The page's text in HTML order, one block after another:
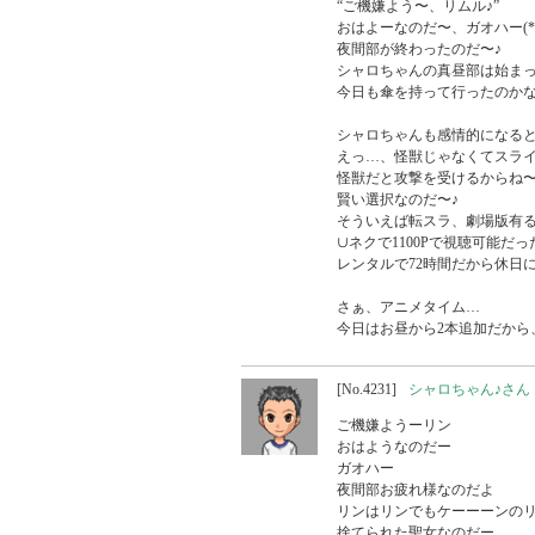
“ご機嫌よう〜、リムル♪”
おはよーなのだ〜、ガオハー
夜間部が終わったのだ〜♪
シャロちゃんの真昼部は始ま
今日も傘を持って行ったのか
シャロちゃんも感情的になる
えっ…、怪獣じゃなくてスラ
怪獣だと攻撃を受けるからね
賢い選択なのだ〜♪
そういえば転スラ、劇場版有
∪ネクで1100Pで視聴可能だっ
レンタルで72時間だから休日
さぁ、アニメタイム…
今日はお昼から2本追加だか
[No.4231] シャロちゃん♪さん
ご機嫌ようーリン
おはようなのだー
ガオハー
夜間部お疲れ様なのだよ
リンはリンでもケーーーンの